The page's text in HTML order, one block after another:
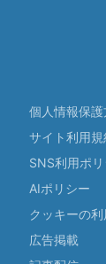
個人情報保
サイト利用規
SNS利用ポ
AIポリシー
クッキーの
広告掲載